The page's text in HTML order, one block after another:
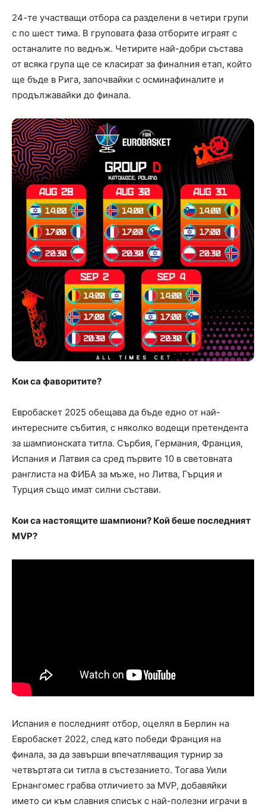
24-те участващи отбора са разделени в четири групи
с по шест тима. В груповата фаза отборите играят с
останалите по веднъж. Четирите най-добри състава
от всяка група ще се класират за финалния етап, който
ще бъде в Рига, започвайки с осминафиналите и
продължавайки до финала.
Кои са фаворитите?
Евробаскет 2025 обещава да бъде едно от най-
интересните събития, с няколко водещи претендентa
за шампионската титла. Сърбия, Германия, Франция,
Испания и Латвия са сред първите 10 в световната
ранглиста на ФИБА за мъже, но Литва, Гърция и
Турция също имат силни състави.
Кои са настоящите шампиони? Кой беше последният
MVP?
Испания е последният отбор, оцелял в Берлин на
Евробаскет 2022, след като победи Франция на
финала, за да завърши впечатляващия турнир за
четвъртата си титла в състезанието. Тогава Уили
Ернангомес грабва отличието за MVP, добавяйки
името си към славния списък с най-полезни играчи в